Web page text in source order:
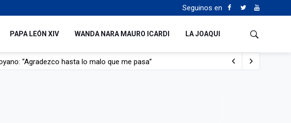
Seguinos en
PAPA LEÓN XIV WANDA NARA MAURO ICARDI LA JOAQUI
tras ser rociado con nafta y prendido fuego